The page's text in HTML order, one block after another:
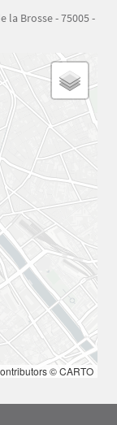
la Brosse - 75005 -
© CARTO